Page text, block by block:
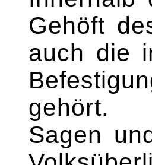
Gehöft
auch die
gehört.
Sagen